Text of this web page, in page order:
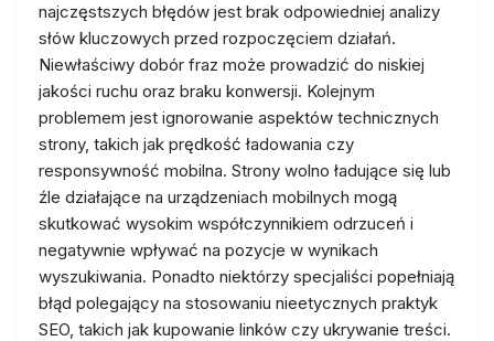
najczęstszych błędów jest brak odpowiedniej analizy
słów kluczowych przed rozpoczęciem działań.
Niewłaściwy dobór fraz może prowadzić do niskiej
jakości ruchu oraz braku konwersji. Kolejnym
problemem jest ignorowanie aspektów technicznych
strony, takich jak prędkość ładowania czy
responsywność mobilna. Strony wolno ładujące się lub
źle działające na urządzeniach mobilnych mogą
skutkować wysokim współczynnikiem odrzuceń i
negatywnie wpływać na pozycje w wynikach
wyszukiwania. Ponadto niektórzy specjaliści popełniają
błąd polegający na stosowaniu nieetycznych praktyk
SEO, takich jak kupowanie linków czy ukrywanie treści.